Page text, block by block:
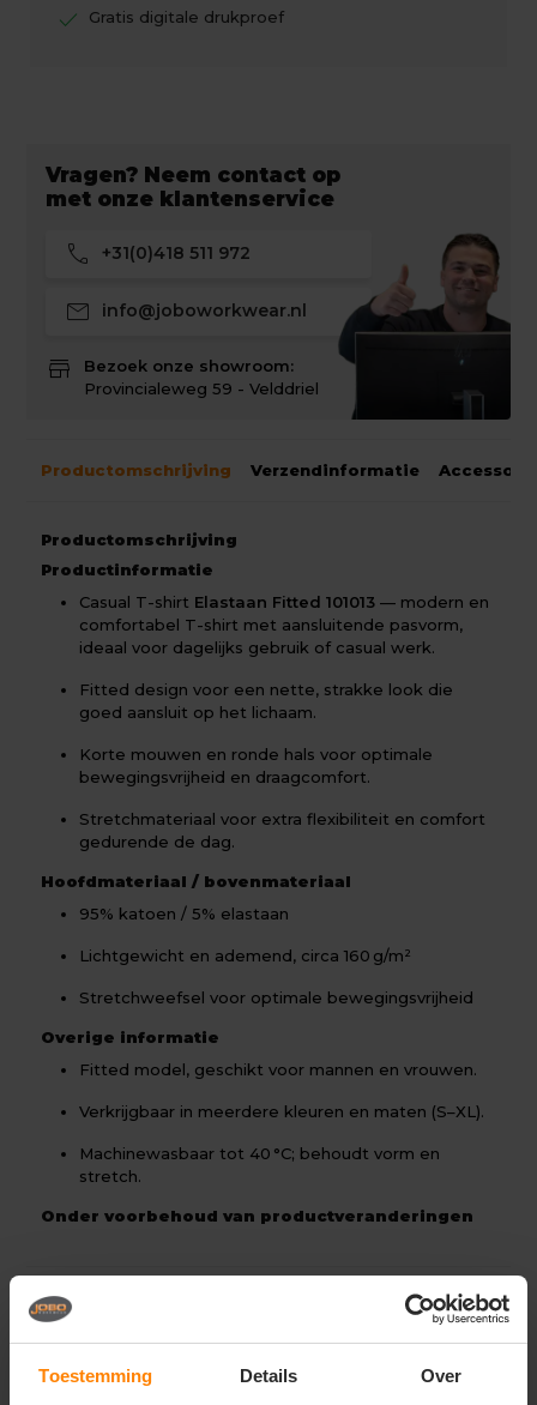
Toestemming Details Over
check Gratis digitale drukproef
Vragen? Neem contact op
met onze klantenservice
call +31(0)418 511 972
mail info@joboworkwear.nl
store
Bezoek onze showroom:
Provincialeweg 59 - Velddriel
Productomschrijving Verzendinformatie
Productomschrijving
Productinformatie
Casual T-shirt Elastaan Fitted 101013 — modern en
comfortabel T-shirt met aansluitende pasvorm,
ideaal voor dagelijks gebruik of casual werk.
Fitted design voor een nette, strakke look die
goed aansluit op het lichaam.
Korte mouwen en ronde hals voor optimale
bewegingsvrijheid en draagcomfort.
Stretchmateriaal voor extra flexibiliteit en comfort
gedurende de dag.
Hoofdmateriaal / bovenmateriaal
95% katoen / 5% elastaan
Lichtgewicht en ademend, circa 160 g/m²
Stretchweefsel voor optimale bewegingsvrijheid
Overige informatie
Fitted model, geschikt voor mannen en vrouwen.
Verkrijgbaar in meerdere kleuren en maten (S–XL).
Machinewasbaar tot 40 °C; behoudt vorm en
stretch.
Onder voorbehoud van productveranderingen
Gerelateerde producten